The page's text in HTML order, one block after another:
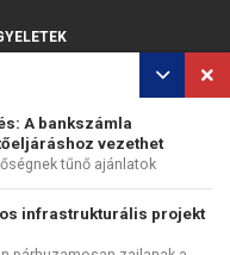
A bankszámla
vezethet
tűnő ajánlatok
infrastrukturális projekt
SÜTIK HASZNÁLATA
DESIGN:EPIX MEDIA